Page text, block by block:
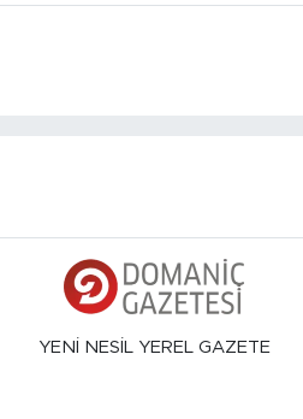
YENİ NESİL YEREL GAZETE